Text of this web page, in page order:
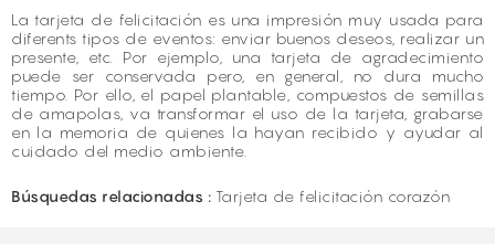
La tarjeta de felicitación es una impresión muy usada para
diferents tipos de eventos: enviar buenos deseos, realizar un
presente, etc. Por ejemplo, una tarjeta de agradecimiento
puede ser conservada pero, en general, no dura mucho
tiempo. Por ello, el papel plantable, compuestos de semillas
de amapolas, va transformar el uso de la tarjeta, grabarse
en la memoria de quienes la hayan recibido y ayudar al
cuidado del medio ambiente.
Búsquedas relacionadas : Tarjeta de felicitación corazón